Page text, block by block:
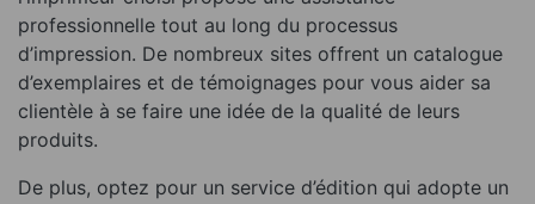
professionnelle tout au long du processus
d’impression. De nombreux sites offrent un catalogue
d’exemplaires et de témoignages pour vous aider sa
clientèle à se faire une idée de la qualité de leurs
produits.
De plus, optez pour un service d’édition qui adopte un